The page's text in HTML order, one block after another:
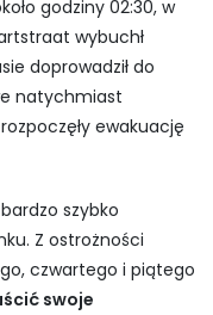
godziny 02:30, w
wybuchł
doprowadził do
natychmiast
ewakuację
szybko
Z ostrożności
czwartego i piątego
swoje